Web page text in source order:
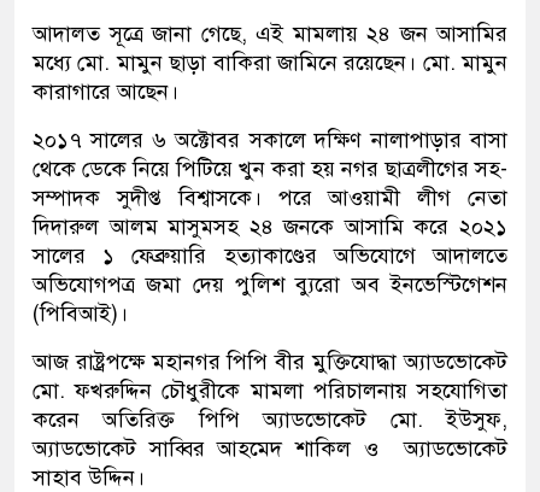
আদালত সূত্রে জানা গেছে, এই মামলায় ২৪ জন আসামির
মধ্যে মো. মামুন ছাড়া বাকিরা জামিনে রয়েছেন। মো. মামুন
কারাগারে আছেন।
২০১৭ সালের ৬ অক্টোবর সকালে দক্ষিণ নালাপাড়ার বাসা
থেকে ডেকে নিয়ে পিটিয়ে খুন করা হয় নগর ছাত্রলীগের সহ-
সম্পাদক সুদীপ্ত বিশ্বাসকে। পরে আওয়ামী লীগ নেতা
দিদারুল আলম মাসুমসহ ২৪ জনকে আসামি করে ২০২১
সালের ১ ফেব্রুয়ারি হত্যাকাণ্ডের অভিযোগে আদালতে
অভিযোগপত্র জমা দেয় পুলিশ ব্যুরো অব ইনভেস্টিগেশন
(পিবিআই)।
আজ রাষ্ট্রপক্ষে মহানগর পিপি বীর মুক্তিযোদ্ধা অ্যাডভোকেট
মো. ফখরুদ্দিন চৌধুরীকে মামলা পরিচালনায় সহযোগিতা
করেন অতিরিক্ত পিপি অ্যাডভোকেট মো. ইউসুফ,
অ্যাডভোকেট সাব্বির আহমেদ শাকিল ও অ্যাডভোকেট
সাহাব উদ্দিন।